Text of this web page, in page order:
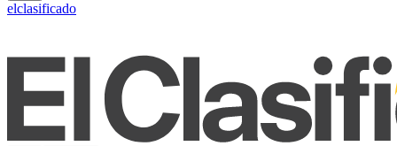
elclasificado